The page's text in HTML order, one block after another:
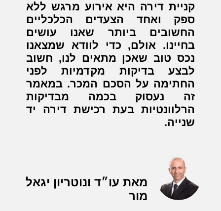
קניית דירה היא אירוע מרגש ללא
ספק ואחד הצעדים הכלכליים
החשובים ביותר שאנו עושים
בחיינו. אולם, כדי לוודא שמצאנו
נכס טוב שאכן מתאים לנו, חשוב
לבצע בדיקות מקדמיות לפני
החתימה על הסכם המכר. במאמר
זה נעסוק בכמה מבדיקות
הרלוונטיות בעת רכישת דירה יד
שנייה.
מאת עו״ד ונוטריון יגאל
מור